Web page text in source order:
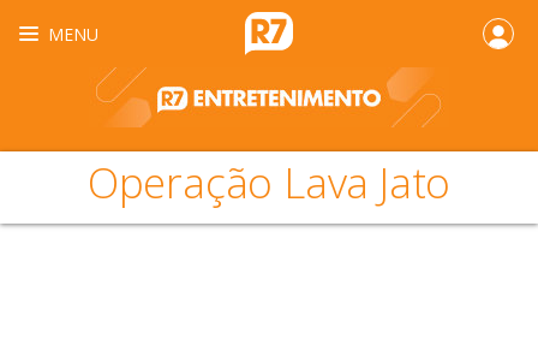
MENU
Operação Lava Jato